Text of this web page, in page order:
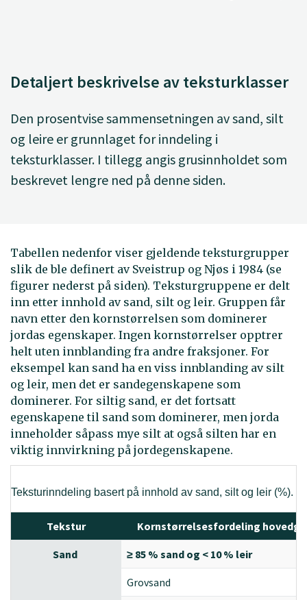
Detaljert beskrivelse av teksturklasser
Den prosentvise sammensetningen av sand, silt
og leire er grunnlaget for inndeling i
teksturklasser. I tillegg angis grusinnholdet som
beskrevet lengre ned på denne siden.
Tabellen nedenfor viser gjeldende teksturgrupper
slik de ble definert av Sveistrup og Njøs i 1984 (se
figurer nederst på siden). Teksturgruppene er delt
inn etter innhold av sand, silt og leir. Gruppen får
navn etter den kornstørrelsen som dominerer
jordas egenskaper. Ingen kornstørrelser opptrer
helt uten innblanding fra andre fraksjoner. For
eksempel kan sand ha en viss innblanding av silt
og leir, men det er sandegenskapene som
dominerer. For siltig sand, er det fortsatt
egenskapene til sand som dominerer, men jorda
inneholder såpass mye silt at også silten har en
viktig innvirkning på jordegenskapene.
Teksturinndeling basert på innhold av sand, silt og leir (%).
Tekstur Kornstørrelsesfordeling
Sand ≥ 85 % sand og < 10 % leir
Grovsand